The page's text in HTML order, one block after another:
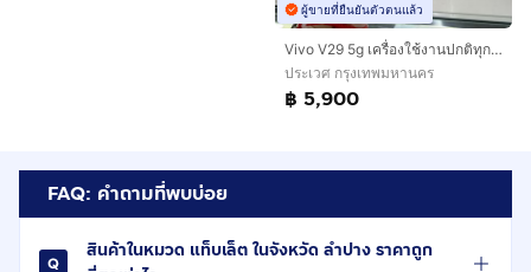
ผู้ขายที่ยืนยันตัวตนแล้ว
Vivo V29 5g เครื่องใช้งานปกติทุกอย่าง
ประเวศ กรุงเทพมหานคร
฿ 5,900
FAQ: คำถามที่พบบ่อย
สินค้าในหมวด แท็บเล็ต ในจังหวัด ลำปาง ราคาถูก